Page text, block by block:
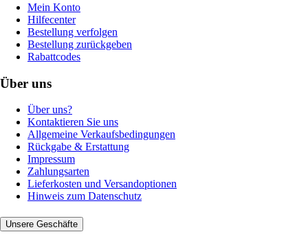
Mein Konto
Hilfecenter
Bestellung verfolgen
Bestellung zurückgeben
Rabattcodes
Über uns
Über uns?
Kontaktieren Sie uns
Allgemeine Verkaufsbedingungen
Rückgabe & Erstattung
Impressum
Zahlungsarten
Lieferkosten und Versandoptionen
Hinweis zum Datenschutz
Unsere Geschäfte